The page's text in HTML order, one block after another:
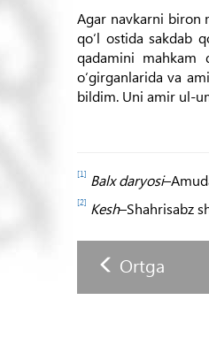
Agar navkarni biron
qo‘l ostida sakdab
qadamini mahkam
o‘girganlarida va
bildim. Uni amir ul-
[1] Balx daryosi
[2] Kesh–Shahrisabz
Ortga